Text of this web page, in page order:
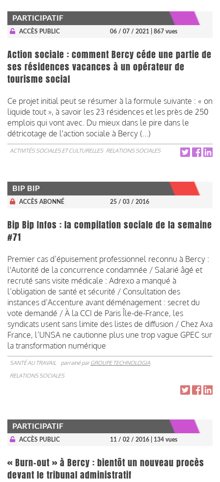
PARTICIPATIF
ACCÈS PUBLIC 06 / 07 / 2021 | 867 vues
Action sociale : comment Bercy céde une partie de
ses résidences vacances à un opérateur de
tourisme social
Ce projet initial peut se résumer à la formule suivante : « on
liquide tout », à savoir les 23 résidences et les près de 250
emplois qui vont avec. Du mieux dans le pire dans le
détricotage de l'action sociale à Bercy (...)
ACTIVITÉS SOCIALES ET CULTURELLES RELATIONS SOCIALES
BIP BIP
ACCÈS ABONNÉ 25 / 03 / 2016
Bip Bip Infos : la compilation sociale de la semaine
#71
Premier cas d’épuisement professionnel reconnu à Bercy :
l'Autorité de la concurrence condamnée / Salarié âgé et
recruté sans visite médicale : Adrexo a manqué à
l’obligation de santé et sécurité / Consultation des
instances d’Accenture avant déménagement : secret du
vote demandé / À la CCI de Paris Île-de-France, les
syndicats usent sans limite des listes de diffusion / Chez Axa
France, l’UNSA ne cautionne plus une trop vague GPEC sur
la transformation numérique
SANTÉ AU TRAVAIL parrainé parGROUPE TECHNOLOGIA
RELATIONS SOCIALES
PARTICIPATIF
ACCÈS PUBLIC 11 / 02 / 2016 | 134 vues
« Burn-out » à Bercy : bientôt un nouveau procès
devant le tribunal administratif